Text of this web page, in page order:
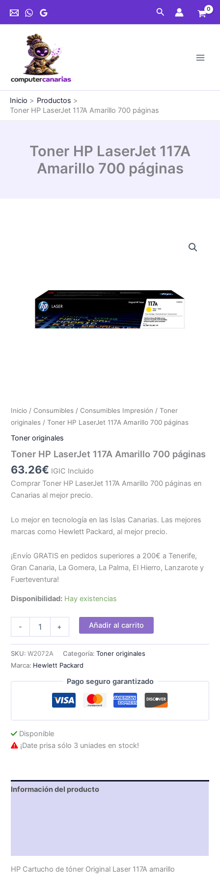
Buscar
Inicio
Productos
Toner HP LaserJet 117A Amarillo 700 páginas
Toner HP LaserJet 117A
Amarillo 700 páginas
Inicio / Consumibles / Consumibles Impresión /Toner
originales / Toner HP LaserJet 117A Amarillo 700 páginas
Toner originales
Toner HP LaserJet 117A Amarillo 700 páginas
63.26€ IGIC Incluido
Comprar Toner HP LaserJet 117A Amarillo 700 páginas en
Canarias al mejor precio.
Lo mejor en tecnología en las Islas Canarias. Las mejores
marcas como Hewlett Packard, al mejor precio.
¡Envío GRATIS en pedidos superiores a 200€ a Tenerife,
Gran Canaria, La Gomera, La Palma, El Hierro, Lanzarote y
Fuerteventura!
Disponibilidad: Hay existencias
-
117A
700
páginas
+ Añadir al carrito
SKU:W2072A Categoría:Toner originales
Marca: Hewlett Packard
Pago seguro garantizado
Disponible
¡Date prisa sólo 3 uniades en stock!
Información del producto
HP Cartucho de tóner Original Laser 117A amarillo
117A
Amarillo
páginas
cantidad